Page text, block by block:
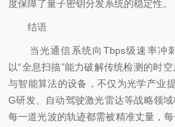
度保障了量子密钥分发系统的稳定性。
结语
当光通信系统向Tbps级速率冲刺
以“全息扫描”能力破解传统检测的时
与智能算法的设备，不仅为光学产业
G研发、自动驾驶激光雷达等战略领
每一道光波的轨迹都需被精准丈量，